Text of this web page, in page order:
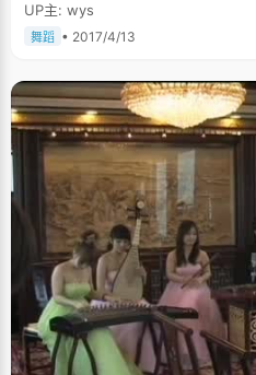
UP主: wys
舞蹈 • 2017/4/13